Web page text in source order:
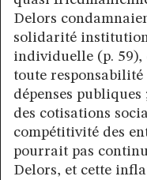
Delors
solidarité
individuelle (p.
toute
dépenses
des cotisations
compétitivité des
pourrait pas
Delors, et cette